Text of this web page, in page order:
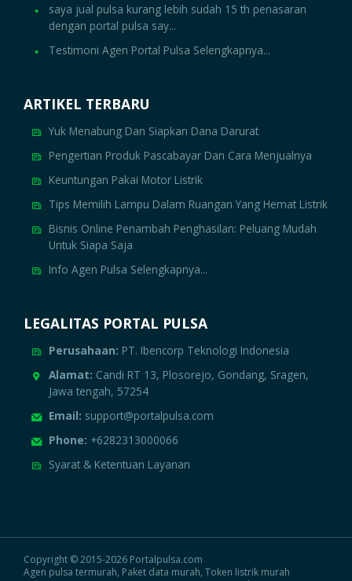
saya jual pulsa kurang lebih sudah 15 th penasaran
dengan portal pulsa say...
Testimoni Agen Portal Pulsa Selengkapnya...
ARTIKEL TERBARU
Yuk Menabung Dan Siapkan Dana Darurat
Pengertian Produk Pascabayar Dan Cara Menjualnya
Keuntungan Pakai Motor Listrik
Tips Memilih Lampu Dalam Ruangan Yang Hemat Listrik
Bisnis Online Penambah Penghasilan: Peluang Mudah
Untuk Siapa Saja
Info Agen Pulsa Selengkapnya...
LEGALITAS PORTAL PULSA
Perusahaan: PT. Ibencorp Teknologi Indonesia
Alamat: Candi RT 13, Plosorejo, Gondang, Sragen,
Jawa tengah, 57254
Email: support@portalpulsa.com
Phone: +6282313000066
Syarat & Ketentuan Layanan
Copyright © 2015-2026 Portalpulsa.com
Agen pulsa termurah, Paket data murah, Token listrik murah